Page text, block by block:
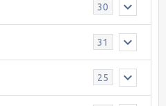
30
31
25